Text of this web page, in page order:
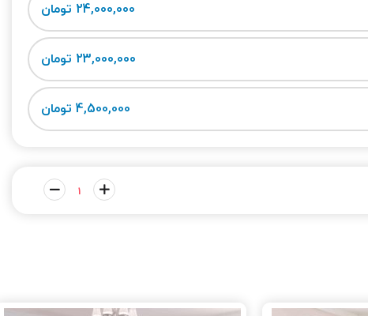
24,000,000 تومان
23,000,000 تومان
4,500,000 تومان